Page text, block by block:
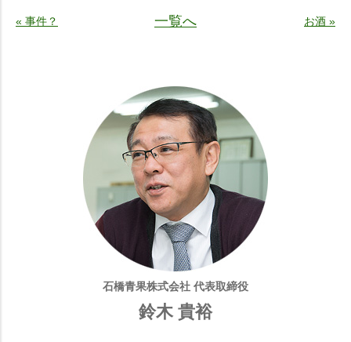
« 事件？ 一覧へ お酒 »
石橋青果株式会社 代表取締役
鈴木 貴裕